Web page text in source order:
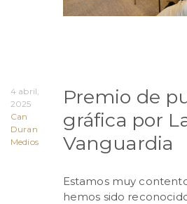
4 abril,
2025
Can
Duran
Medios
Premio de
gráfica por
Vanguardia
Estamos muy
hemos sido